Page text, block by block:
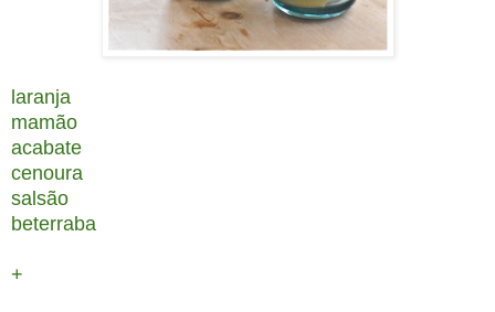
laranja
mamão
acabate
cenoura
salsão
beterraba
+